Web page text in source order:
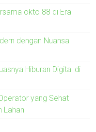
okto 88 di Era
dengan Nuansa
Hiburan Digital di
yang Sehat
Lahan